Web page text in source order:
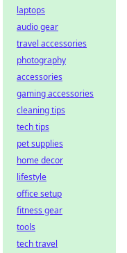
laptops
audio gear
travel accessories
photography
accessories
gaming accessories
cleaning tips
tech tips
pet supplies
home decor
lifestyle
office setup
fitness gear
tools
tech travel